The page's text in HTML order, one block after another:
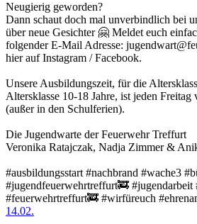
Neugierig geworden?
Dann schaut doch mal unverbindlich bei
über neue Gesichter 🤗 Meldet euch
folgender E-Mail Adresse:
hier auf Instagram / Facebook.
Unsere Ausbildungszeit, für die
Altersklasse 10-18 Jahre, ist jeden
(außer in den Schulferien).
Die Jugendwarte der Feuerwehr Treffurt
Veronika Ratajczak, Nadja Zimmer &
#ausbildungsstart #nachbrand #wache3
#jugendfeuerwehrtreffurt🚒 #jugendarbeit
#feuerwehrtreffurt🚒 #wirfüreuch
14.02.